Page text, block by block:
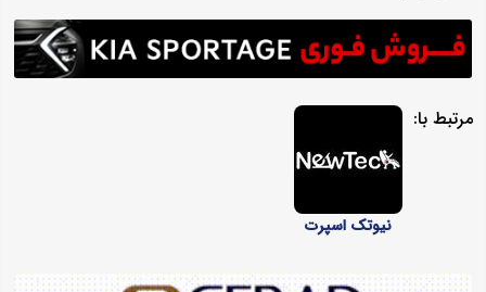
مرتبط با:
نیوتک اسپرت